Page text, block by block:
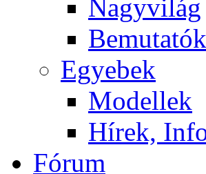
Nagyvilág
Bemutatók
Egyebek
Modellek
Hírek,
Fórum